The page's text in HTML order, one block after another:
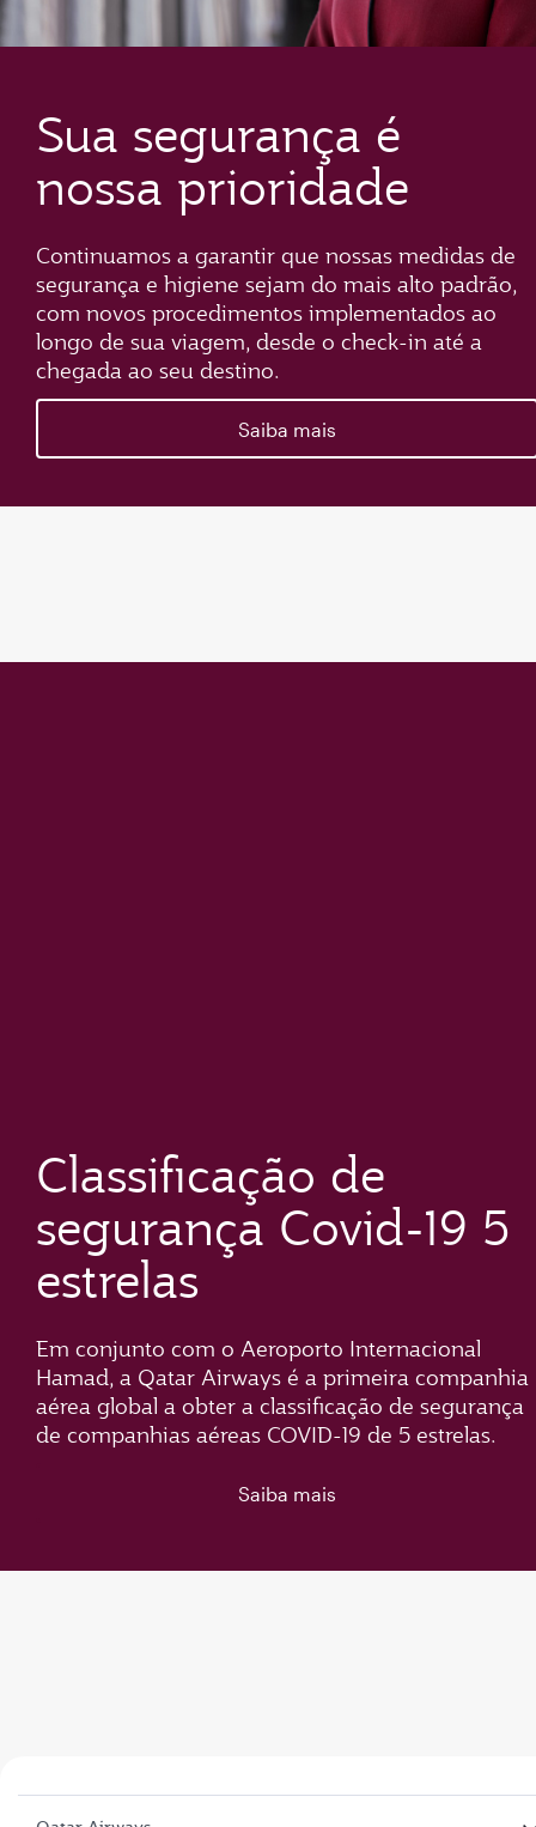
Sua segurança é
nossa prioridade
Continuamos a garantir que nossas medidas de
segurança e higiene sejam do mais alto padrão,
com novos procedimentos implementados ao
longo de sua viagem, desde o check-in até a
chegada ao seu destino.
Saiba mais
Classificação de
segurança Covid-19 5
estrelas
Em conjunto com o Aeroporto Internacional
Hamad, a Qatar Airways é a primeira companhia
aérea global a obter a classificação de segurança
de companhias aéreas COVID-19 de 5 estrelas.
Saiba mais